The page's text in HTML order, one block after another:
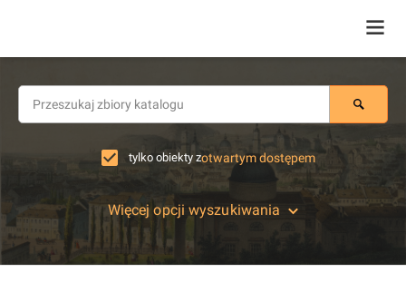
tylko obiekty zotwartym dostępem
Więcej opcji wyszukiwania